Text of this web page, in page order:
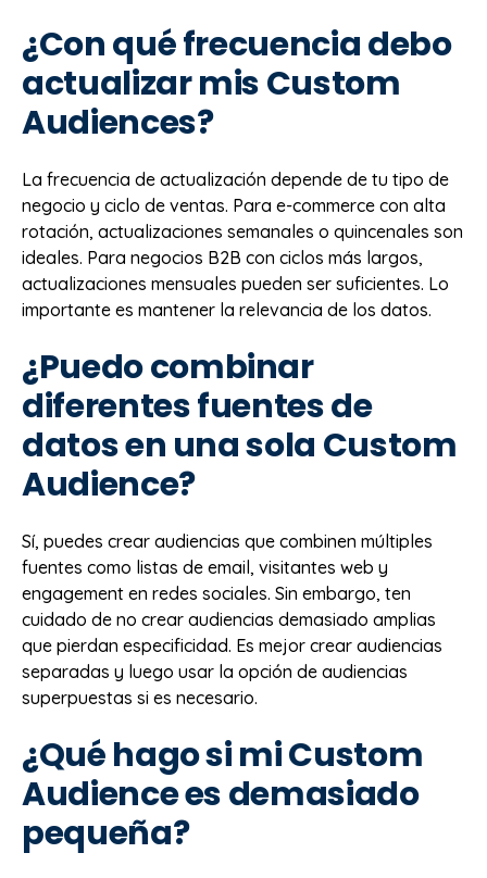
¿Con qué frecuencia debo
actualizar mis Custom
Audiences?
La frecuencia de actualización depende de tu tipo de
negocio y ciclo de ventas. Para e-commerce con alta
rotación, actualizaciones semanales o quincenales son
ideales. Para negocios B2B con ciclos más largos,
actualizaciones mensuales pueden ser suficientes. Lo
importante es mantener la relevancia de los datos.
¿Puedo combinar
diferentes fuentes de
datos en una sola Custom
Audience?
Sí, puedes crear audiencias que combinen múltiples
fuentes como listas de email, visitantes web y
engagement en redes sociales. Sin embargo, ten
cuidado de no crear audiencias demasiado amplias
que pierdan especificidad. Es mejor crear audiencias
separadas y luego usar la opción de audiencias
superpuestas si es necesario.
¿Qué hago si mi Custom
Audience es demasiado
pequeña?